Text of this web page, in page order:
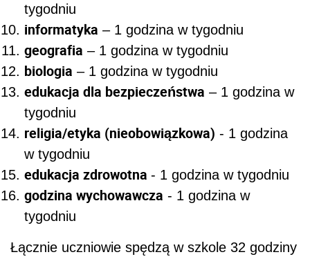
tygodniu
informatyka – 1 godzina w tygodniu
geografia – 1 godzina w tygodniu
biologia – 1 godzina w tygodniu
edukacja dla bezpieczeństwa – 1 godzina w
tygodniu
religia/etyka (nieobowiązkowa) - 1 godzina
w tygodniu
edukacja zdrowotna - 1 godzina w tygodniu
godzina wychowawcza - 1 godzina w
tygodniu
Łącznie uczniowie spędzą w szkole 32 godziny